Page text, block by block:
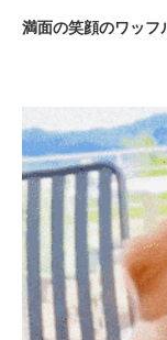
満面の笑顔のワッ